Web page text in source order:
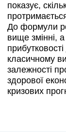
показує,
До формули
вище змінні,
класичному
залежності
здорової
кризових